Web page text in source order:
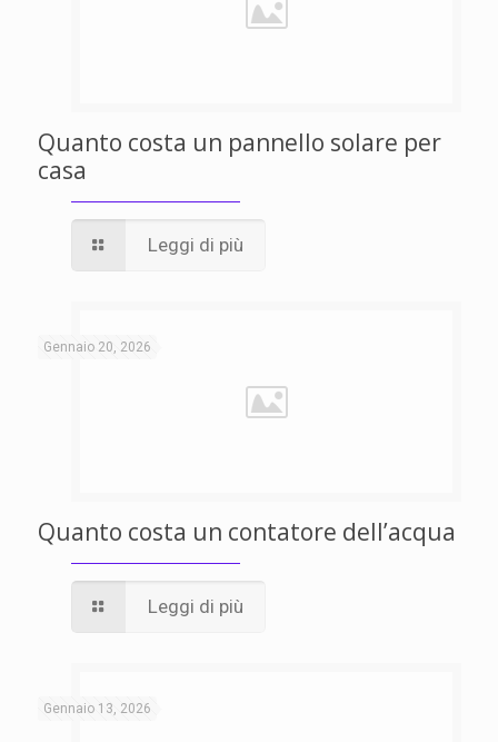
Quanto costa un pannello solare per
casa
Leggi di più
Gennaio 20, 2026
Quanto costa un contatore dell’acqua
Leggi di più
Gennaio 13, 2026